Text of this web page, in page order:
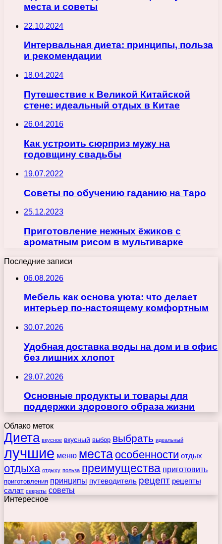
места и советы
22.10.2024
Интервальная диета: принципы, польза
и рекомендации
18.04.2024
Путешествие к Великой Китайской
стене: идеальный отдых в Китае
26.04.2016
Как устроить сюрприз мужу на
годовщину свадьбы
19.07.2022
Советы по обучению гаданию на Таро
25.12.2023
Приготовление нежных ёжиков с
ароматным рисом в мультиварке
Последние записи
06.08.2026
Мебель как основа уюта: что делает
интерьер по-настоящему комфортным
30.07.2026
Удобная доставка воды на дом и в офис
без лишних хлопот
29.07.2026
Основные продукты и товары для
поддержки здорового образа жизни
Облако меток
Диета вкусное вкусный выбор выбрать идеальный
лучшие меню места особенности отдых
отдыха отдыху польза преимущества приготовить
приготовления принципы путеводитель рецепт рецепты
салат секреты советы
Интересное